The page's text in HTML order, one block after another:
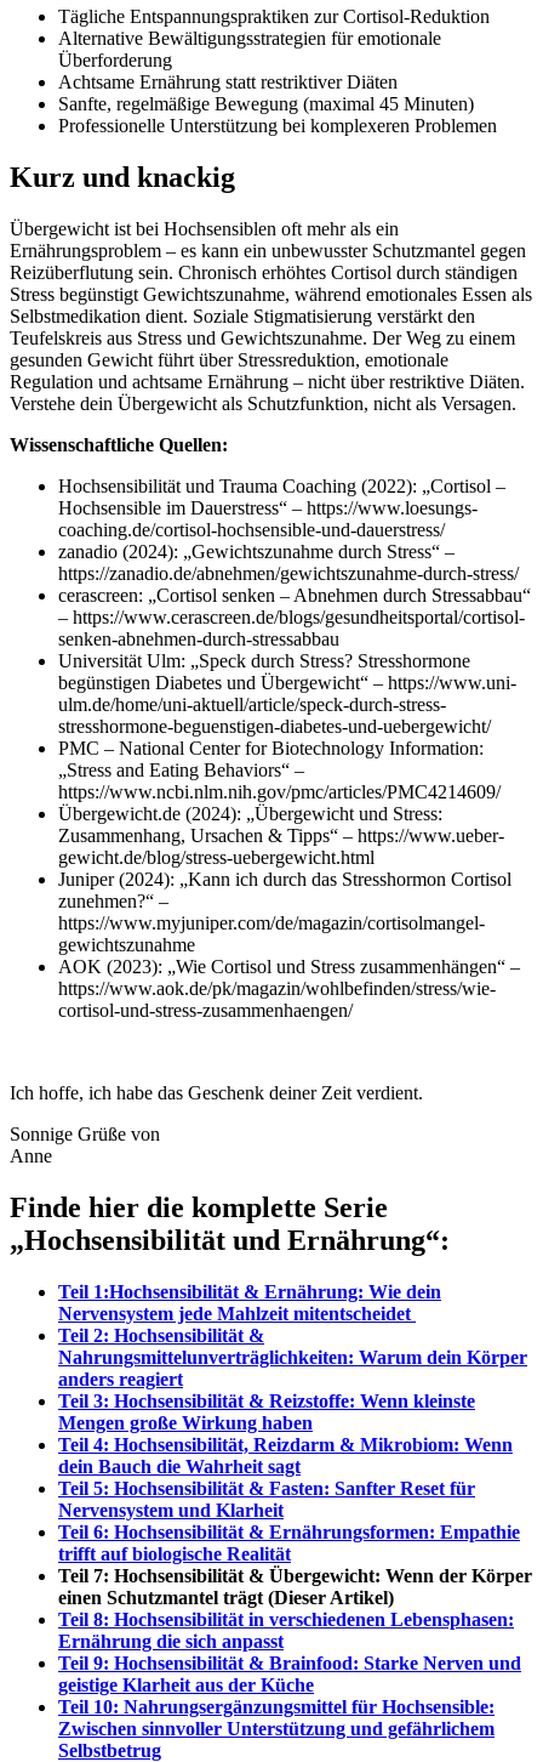
Tägliche Entspannungspraktiken zur Cortisol-Reduktion
Alternative Bewältigungsstrategien für emotionale
Überforderung
Achtsame Ernährung statt restriktiver Diäten
Sanfte, regelmäßige Bewegung (maximal 45 Minuten)
Professionelle Unterstützung bei komplexeren Problemen
Kurz und knackig
Übergewicht ist bei Hochsensiblen oft mehr als ein
Ernährungsproblem – es kann ein unbewusster Schutzmantel gegen
Reizüberflutung sein. Chronisch erhöhtes Cortisol durch ständigen
Stress begünstigt Gewichtszunahme, während emotionales Essen als
Selbstmedikation dient. Soziale Stigmatisierung verstärkt den
Teufelskreis aus Stress und Gewichtszunahme. Der Weg zu einem
gesunden Gewicht führt über Stressreduktion, emotionale
Regulation und achtsame Ernährung – nicht über restriktive Diäten.
Verstehe dein Übergewicht als Schutzfunktion, nicht als Versagen.
Wissenschaftliche Quellen:
Hochsensibilität und Trauma Coaching (2022): „Cortisol –
Hochsensible im Dauerstress“ – https://www.loesungs-
coaching.de/cortisol-hochsensible-und-dauerstress/
zanadio (2024): „Gewichtszunahme durch Stress“ –
https://zanadio.de/abnehmen/gewichtszunahme-durch-stress/
cerascreen: „Cortisol senken – Abnehmen durch Stressabbau“
– https://www.cerascreen.de/blogs/gesundheitsportal/cortisol-
senken-abnehmen-durch-stressabbau
Universität Ulm: „Speck durch Stress? Stresshormone
begünstigen Diabetes und Übergewicht“ – https://www.uni-
ulm.de/home/uni-aktuell/article/speck-durch-stress-
stresshormone-beguenstigen-diabetes-und-uebergewicht/
PMC – National Center for Biotechnology Information:
„Stress and Eating Behaviors“ –
https://www.ncbi.nlm.nih.gov/pmc/articles/PMC4214609/
Übergewicht.de (2024): „Übergewicht und Stress:
Zusammenhang, Ursachen & Tipps“ – https://www.ueber-
gewicht.de/blog/stress-uebergewicht.html
Juniper (2024): „Kann ich durch das Stresshormon Cortisol
zunehmen?“ –
https://www.myjuniper.com/de/magazin/cortisolmangel-
gewichtszunahme
AOK (2023): „Wie Cortisol und Stress zusammenhängen“ –
https://www.aok.de/pk/magazin/wohlbefinden/stress/wie-
cortisol-und-stress-zusammenhaengen/
Ich hoffe, ich habe das Geschenk deiner Zeit verdient.
Sonnige Grüße von
Anne
Finde hier die komplette Serie
„Hochsensibilität und Ernährung“:
Teil 1:Hochsensibilität & Ernährung: Wie dein
Nervensystem jede Mahlzeit mitentscheidet
Teil 2: Hochsensibilität &
Nahrungsmittelunverträglichkeiten: Warum dein Körper
anders reagiert
Teil 3: Hochsensibilität & Reizstoffe: Wenn kleinste
Mengen große Wirkung haben
Teil 4: Hochsensibilität, Reizdarm & Mikrobiom: Wenn
dein Bauch die Wahrheit sagt
Teil 5: Hochsensibilität & Fasten: Sanfter Reset für
Nervensystem und Klarheit
Teil 6: Hochsensibilität & Ernährungsformen: Empathie
trifft auf biologische Realität
Teil 7: Hochsensibilität & Übergewicht: Wenn der Körper
einen Schutzmantel trägt (Dieser Artikel)
Teil 8: Hochsensibilität in verschiedenen Lebensphasen:
Ernährung die sich anpasst
Teil 9: Hochsensibilität & Brainfood: Starke Nerven und
geistige Klarheit aus der Küche
Teil 10: Nahrungsergänzungsmittel für Hochsensible:
Zwischen sinnvoller Unterstützung und gefährlichem
Selbstbetrug